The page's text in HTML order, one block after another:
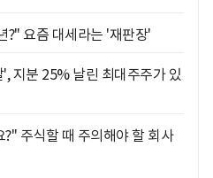
?" 요즘 대세라는 '재판장'
지분 25% 날린 최대주주가 있
주식할 때 주의해야 할 회사